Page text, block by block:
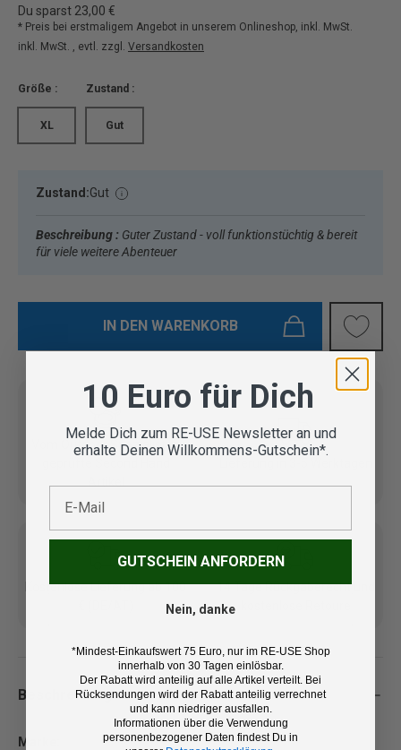
Du sparst 23,00 €
* Preis bei erstmaligem Angebot in unserem Onlineshop, inkl. MwSt.
inkl. MwSt. , evtl. zzgl. Versandkosten
Größe :
XL
Zustand :
Gut
Zustand:Gut
Beschreibung : Guter Zustand - voll funktionstüchtig & bereit
für viele weitere Abenteuer
IN DEN WARENKORB
Vom Outdoor Spezialisten
Kostenlose Lieferung ab 100
14 Tage Rückgaberecht und
Beschreibung
Marke:
10 Euro für Dich
Melde Dich zum RE-USE Newsletter an und
erhalte Deinen Willkommens-Gutschein*.
GUTSCHEIN ANFORDERN
Nein, danke
*Mindest-Einkaufswert 75 Euro, nur im RE-USE Shop
innerhalb von 30 Tagen einlösbar.
Der Rabatt wird anteilig auf alle Artikel verteilt. Bei
Rücksendungen wird der Rabatt anteilig verrechnet
und kann niedriger ausfallen.
Informationen über die Verwendung
personenbezogener Daten findest Du in